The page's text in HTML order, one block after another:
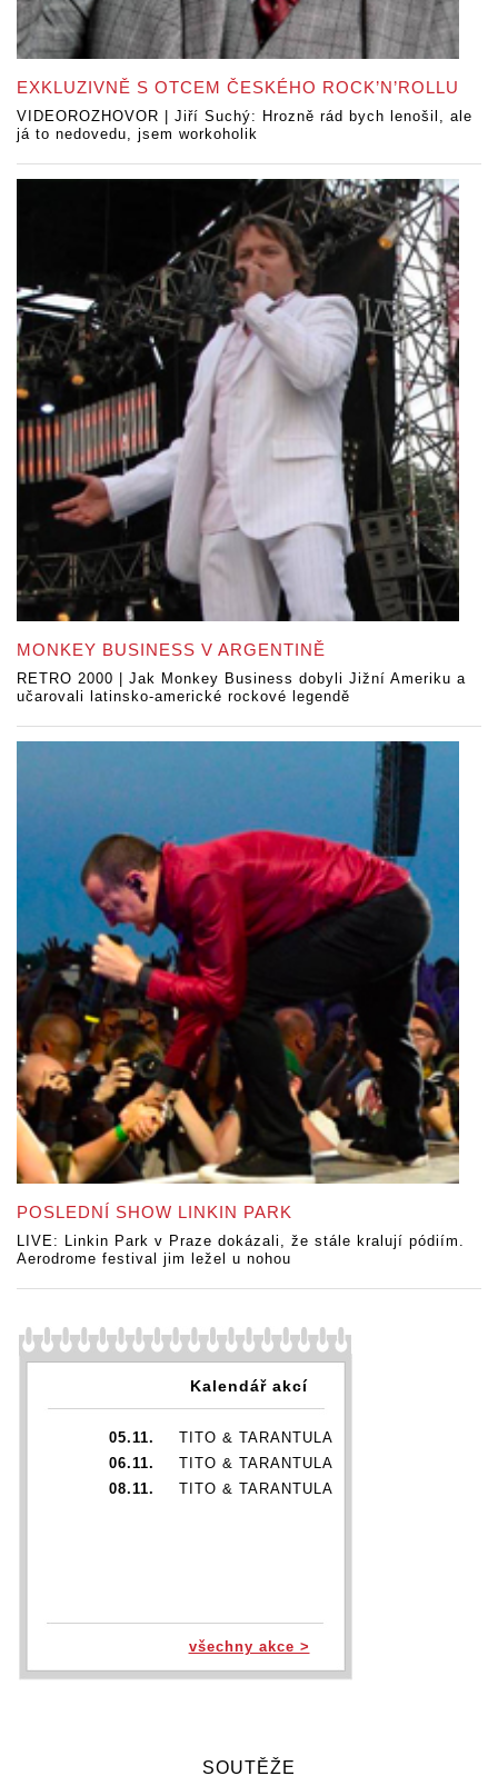
EXKLUZIVNĚ S OTCEM ČESKÉHO ROCK’N’ROLLU
VIDEOROZHOVOR | Jiří Suchý: Hrozně rád bych lenošil, ale
já to nedovedu, jsem workoholik
MONKEY BUSINESS V ARGENTINĚ
RETRO 2000 | Jak Monkey Business dobyli Jižní Ameriku a
učarovali latinsko-americké rockové legendě
POSLEDNÍ SHOW LINKIN PARK
LIVE: Linkin Park v Praze dokázali, že stále kralují pódiím.
Aerodrome festival jim ležel u nohou
Kalendář akcí
05.11.
TITO & TARANTULA
06.11.
TITO & TARANTULA
08.11.
TITO & TARANTULA
všechny akce >
SOUTĚŽE